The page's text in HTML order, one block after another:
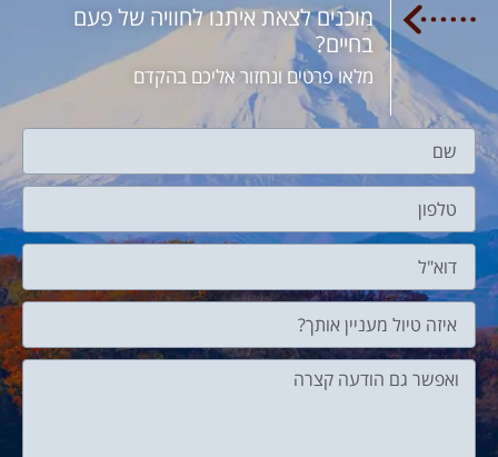
מוכנים לצאת איתנו לחוויה של פעם
בחיים?
מלאו פרטים ונחזור אליכם בהקדם